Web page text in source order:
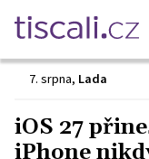
7. srpna, Lada
iOS 27
iPhone